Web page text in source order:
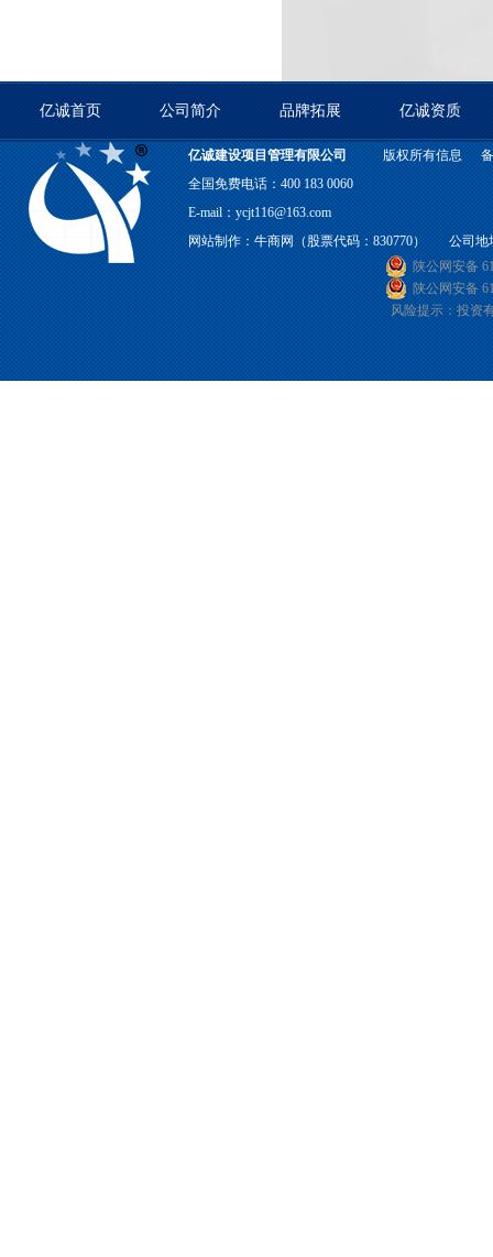
亿诚首页 公司简介 品牌拓展 亿诚资质
亿诚建设项目管理有限公司 版权所有信息
全国免费电话：400 183 0060
E-mail：ycjt116@163.com
网站制作：牛商网（股票代码：830770） 公司地
陕公网安备
陕公网安备
风险提示：投资